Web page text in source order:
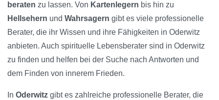
beraten zu lassen. Von Kartenlegern bis hin zu
Hellsehern und Wahrsagern gibt es viele professionelle
Berater, die ihr Wissen und ihre Fähigkeiten in Oderwitz
anbieten. Auch spirituelle Lebensberater sind in Oderwitz
zu finden und helfen bei der Suche nach Antworten und
dem Finden von innerem Frieden.
In Oderwitz gibt es zahlreiche professionelle Berater, die